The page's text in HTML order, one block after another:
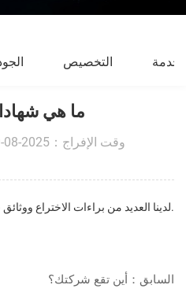
التخصيص خدمة
ما هي
وقت الإفراج：2025-08-29 الزيارات：480
لدينا العديد من براءات الاختراع ووثائق شهادة الجودة.
السابق：أين تقع شركتك؟